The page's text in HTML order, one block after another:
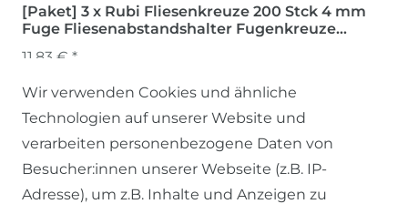
[Paket] 3 x Rubi Fliesenkreuze 200 Stck 4 mm
Fuge Fliesenabstandshalter Fugenkreuze
11,83 € *
Wir verwenden Cookies und ähnliche
Technologien auf unserer Website und
verarbeiten personenbezogene Daten von
Besucher:innen unserer Webseite (z.B. IP-
Adresse), um z.B. Inhalte und Anzeigen zu